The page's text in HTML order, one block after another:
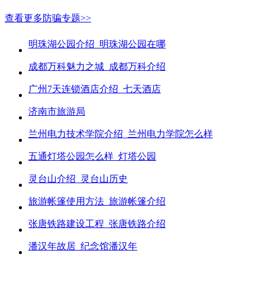
查看更多防骗专题>>
明珠湖公园介绍_明珠湖公园在哪
成都万科魅力之城_成都万科介绍
广州7天连锁酒店介绍_七天酒店
济南市旅游局
兰州电力技术学院介绍_兰州电力学院怎么样
五通灯塔公园怎么样_灯塔公园
灵台山介绍_灵台山历史
旅游帐篷使用方法_旅游帐篷介绍
张唐铁路建设工程_张唐铁路介绍
潘汉年故居_纪念馆潘汉年